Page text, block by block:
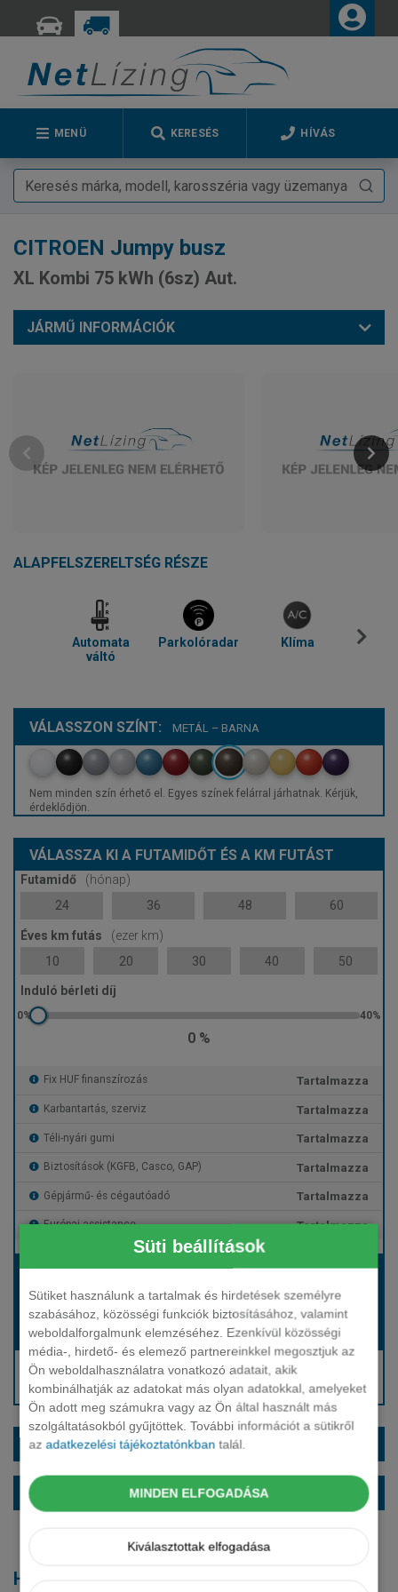
Süti beállítások
Sütiket használunk a tartalmak és hirdetések személyre
szabásához, közösségi funkciók biztosításához, valamint
weboldalforgalmunk elemzéséhez. Ezenkívül közösségi
média-, hirdető- és elemező partnereinkkel megosztjuk az
Ön weboldalhasználatra vonatkozó adatait, akik
kombinálhatják az adatokat más olyan adatokkal, amelyeket
Ön adott meg számukra vagy az Ön által használt más
szolgáltatásokból gyűjtöttek. További információt a sütikről
azadatkezelési tájékoztatónkban talál.
MINDEN ELFOGADÁSA
Kiválasztottak elfogadása
MENÜ KERESÉS HÍVÁS
CITROEN Jumpy busz
XL Kombi 75 kWh (6sz) Aut.
JÁRMŰ INFORMÁCIÓK
ALAPFELSZERELTSÉG RÉSZE
Automata
váltó
Parkolóradar Klíma
VÁLASSZON SZÍNT: METÁL – BARNA
Nem minden szín érhető el. Egyes színek felárral járhatnak. Kérjük,
érdeklődjön.
VÁLASSZA KI A FUTAMIDŐT ÉS A KM FUTÁST
Futamidő
(hónap)
24
36 48 60
Éves km futás
(ezer km)
10
20 30 40 50
Induló bérleti díj
0 %
Fix HUF finanszírozás Tartalmazza
Karbantartás, szerviz Tartalmazza
Téli-nyári gumi Tartalmazza
Biztosítások (KGFB, Casco, GAP) Tartalmazza
Gépjármű- és cégautóadó Tartalmazza
Európai assistance Tartalmazza
Bérleti díj:
Hívjon bennünket!
Induló bérleti díj: Hívjon bennünket!
Hívjon: +36 1 888 0088
Kérjen visszahívást!
EXTRÁK ÉS SZÍNEK
ALAPFELSZERELTSÉG
Hasonló modellek